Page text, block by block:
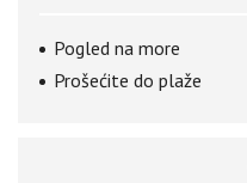
Pogled na more
Prošećite do plaže